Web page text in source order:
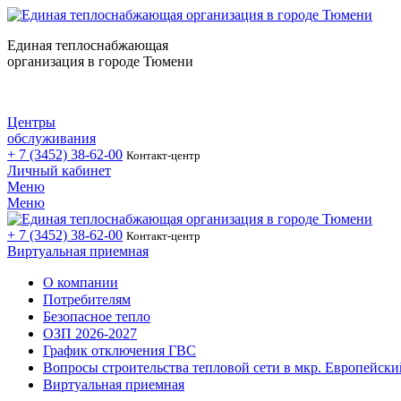
Единая теплоснабжающая
организация в городе Тюмени
Центры
обслуживания
+ 7 (3452) 38-62-00 Контакт-центр
Личный кабинет
Меню
Меню
+ 7 (3452) 38-62-00 Контакт-центр
Виртуальная приемная
О компании
Потребителям
Безопасное тепло
ОЗП 2026-2027
График отключения ГВС
Вопросы строительства тепловой сети в мкр.
Виртуальная приемная